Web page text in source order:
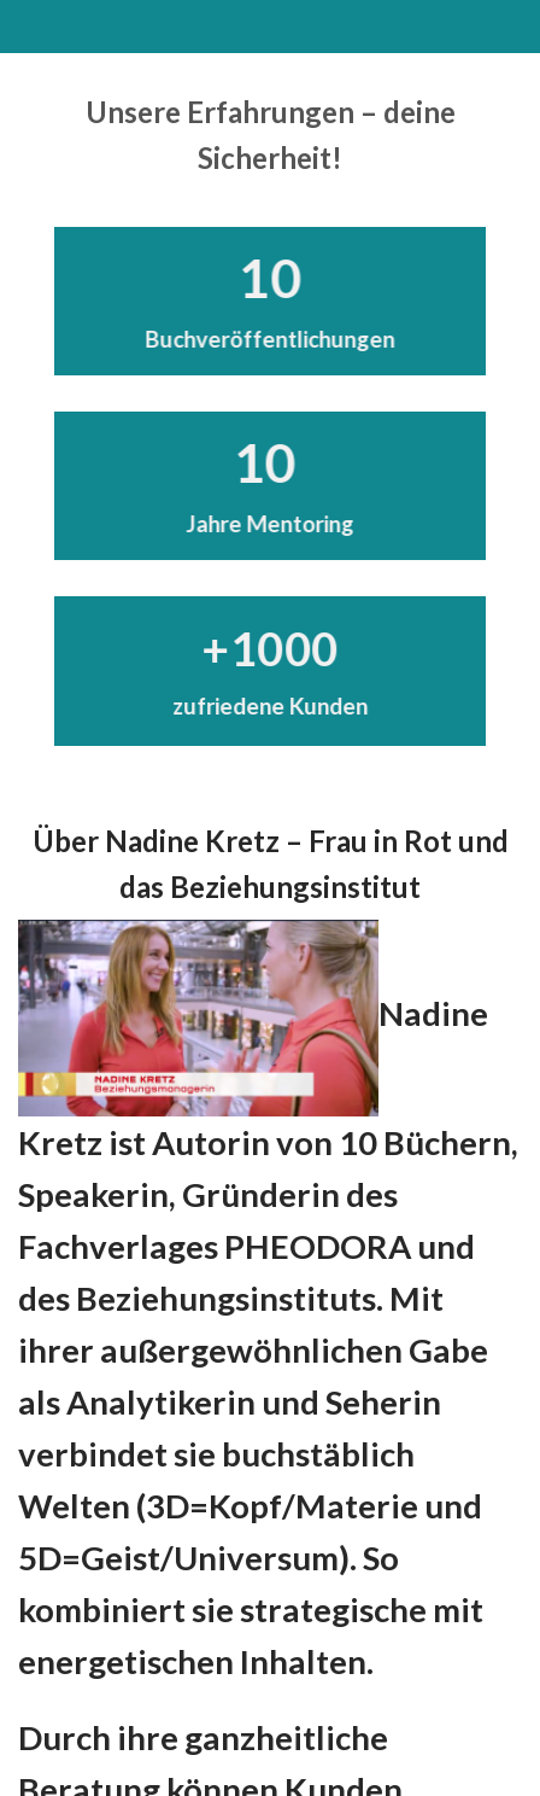
Unsere Erfahrungen – deine
Sicherheit!
10
Buchveröffentlichungen
10
Jahre Mentoring
+1000
zufriedene Kunden
Über Nadine Kretz – Frau in Rot und
das Beziehungsinstitut
Nadine
Kretz ist Autorin von 10 Büchern,
Speakerin, Gründerin des
Fachverlages PHEODORA und
des Beziehungsinstituts. Mit
ihrer außergewöhnlichen Gabe
als Analytikerin und Seherin
verbindet sie buchstäblich
Welten (3D=Kopf/Materie und
5D=Geist/Universum). So
kombiniert sie strategische mit
energetischen Inhalten.
Durch ihre ganzheitliche